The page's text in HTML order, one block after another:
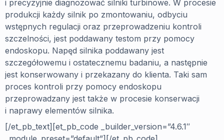
i precyzyjnie diagnozować silniki turbinowe. W procesie
produkcji każdy silnik po zmontowaniu, odbyciu
wstępnych regulacji oraz przeprowadzeniu kontroli
szczelności, jest poddawany testom przy pomocy
endoskopu. Napęd silnika poddawany jest
szczegółowemu i ostatecznemu badaniu, a następnie
jest konserwowany i przekazany do klienta. Taki sam
proces kontroli przy pomocy endoskopu
przeprowadzany jest także w procesie konserwacji
i naprawy elementów silnika.
[/et_pb_text][et_pb_code _builder_version=”4.6.1″